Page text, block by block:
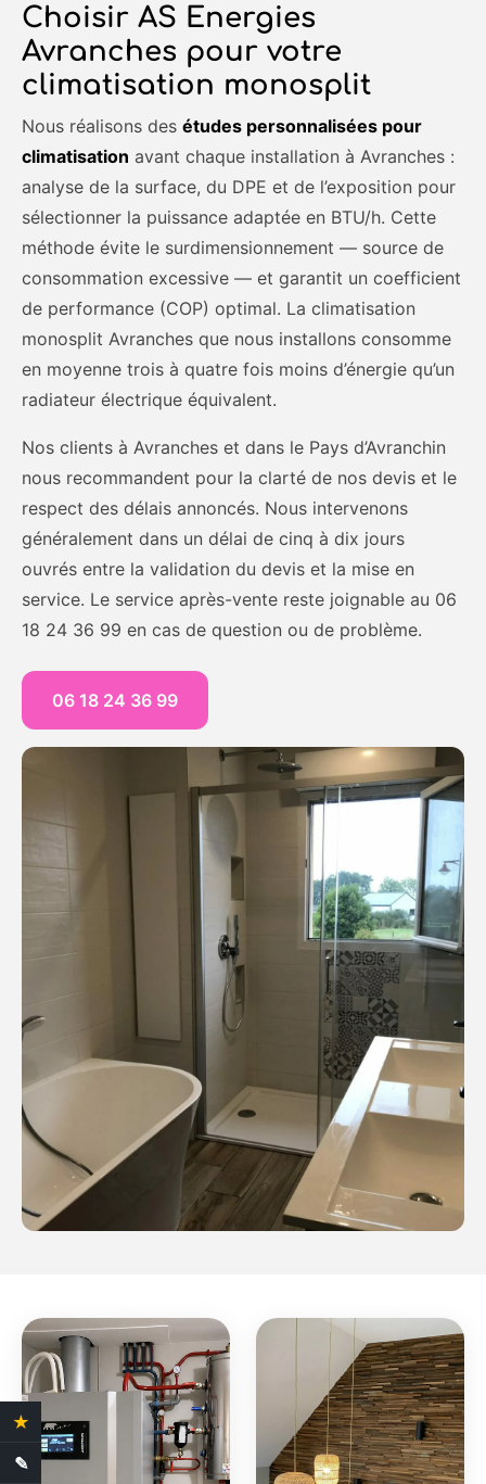
Choisir AS Energies
Avranches pour votre
climatisation monosplit
Nous réalisons des études personnalisées pour
climatisation avant chaque installation à Avranches :
analyse de la surface, du DPE et de l’exposition pour
sélectionner la puissance adaptée en BTU/h. Cette
méthode évite le surdimensionnement — source de
consommation excessive — et garantit un coefficient
de performance (COP) optimal. La climatisation
monosplit Avranches que nous installons consomme
en moyenne trois à quatre fois moins d’énergie qu’un
radiateur électrique équivalent.
Nos clients à Avranches et dans le Pays d’Avranchin
nous recommandent pour la clarté de nos devis et le
respect des délais annoncés. Nous intervenons
généralement dans un délai de cinq à dix jours
ouvrés entre la validation du devis et la mise en
service. Le service après-vente reste joignable au 06
18 24 36 99 en cas de question ou de problème.
06 18 24 36 99
★ 4.4 Avis clients
✎ Demande de devis